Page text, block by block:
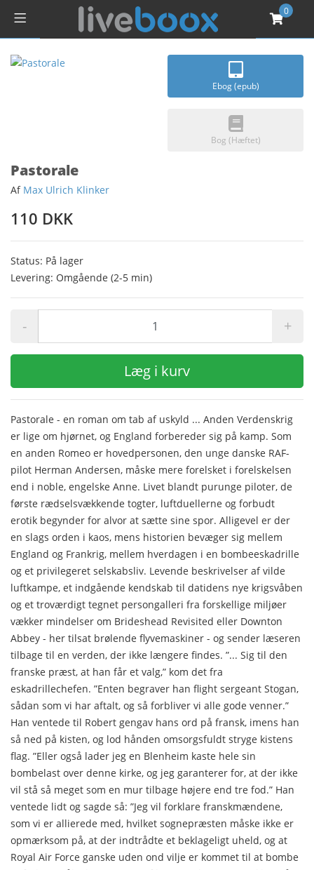
0
Ebog (epub)
Bog (Hæftet)
Pastorale
Af Max Ulrich Klinker
110 DKK
Status: På lager
Levering: Omgående (2-5 min)
- +
Læg i kurv
Pastorale - en roman om tab af uskyld ... Anden Verdenskrig
er lige om hjørnet, og England forbereder sig på kamp. Som
en anden Romeo er hovedpersonen, den unge danske RAF-
pilot Herman Andersen, måske mere forelsket i forelskelsen
end i noble, engelske Anne. Livet blandt purunge piloter, de
første rædselsvækkende togter, luftduellerne og forbudt
erotik begynder for alvor at sætte sine spor. Alligevel er der
en slags orden i kaos, mens historien bevæger sig mellem
England og Frankrig, mellem hverdagen i en bombeeskadrille
og et privilegeret selskabsliv. Levende beskrivelser af vilde
luftkampe, et indgående kendskab til datidens nye krigsvåben
og et troværdigt tegnet persongalleri fra forskellige miljøer
vækker mindelser om Brideshead Revisited eller Downton
Abbey - her tilsat brølende flyvemaskiner - og sender læseren
tilbage til en verden, der ikke længere findes. ”... Sig til den
franske præst, at han får et valg,” kom det fra
eskadrillechefen. ”Enten begraver han flight sergeant Stogan,
sådan som vi har aftalt, og så forbliver vi alle gode venner.”
Han ventede til Robert gengav hans ord på fransk, imens han
så ned på kisten, og lod hånden omsorgsfuldt stryge kistens
flag. ”Eller også lader jeg en Blenheim kaste hele sin
bombelast over denne kirke, og jeg garanterer for, at der ikke
vil stå så meget som en mur tilbage højere end tre fod.” Han
ventede lidt og sagde så: ”Jeg vil forklare franskmændene,
som vi er allierede med, hvilket sognepræsten måske ikke er
opmærksom på, at der indtrådte et beklageligt uheld, og at
Royal Air Force ganske uden ond vilje er kommet til at bombe